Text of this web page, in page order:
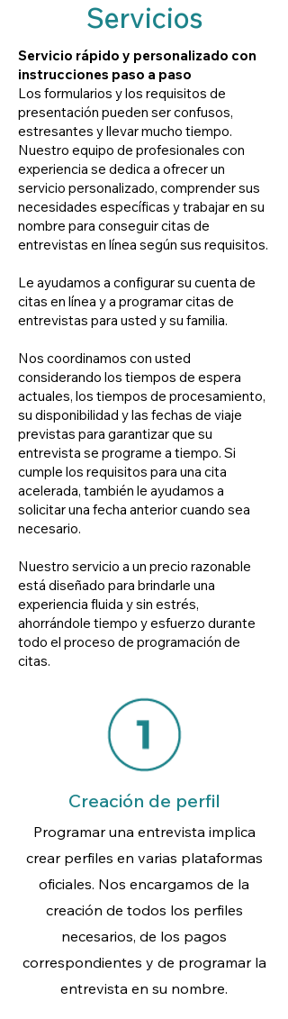
Servicios
Servicio rápido y personalizado con
instrucciones paso a paso
Los formularios y los requisitos de
presentación pueden ser confusos,
estresantes y llevar mucho tiempo.
Nuestro equipo de profesionales con
experiencia se dedica a ofrecer un
servicio personalizado, comprender sus
necesidades específicas y trabajar en su
nombre para conseguir citas de
entrevistas en línea según sus requisitos.
Le ayudamos a configurar su cuenta de
citas en línea y a programar citas de
entrevistas para usted y su familia.
Nos coordinamos con usted
considerando los tiempos de espera
actuales, los tiempos de procesamiento,
su disponibilidad y las fechas de viaje
previstas para garantizar que su
entrevista se programe a tiempo. Si
cumple los requisitos para una cita
acelerada, también le ayudamos a
solicitar una fecha anterior cuando sea
necesario.
Nuestro servicio a un precio razonable
está diseñado para brindarle una
experiencia fluida y sin estrés,
ahorrándole tiempo y esfuerzo durante
todo el proceso de programación de
citas.
Creación de perfil
Programar una entrevista implica
crear perfiles en varias plataformas
oficiales. Nos encargamos de la
creación de todos los perfiles
necesarios, de los pagos
correspondientes y de programar la
entrevista en su nombre.